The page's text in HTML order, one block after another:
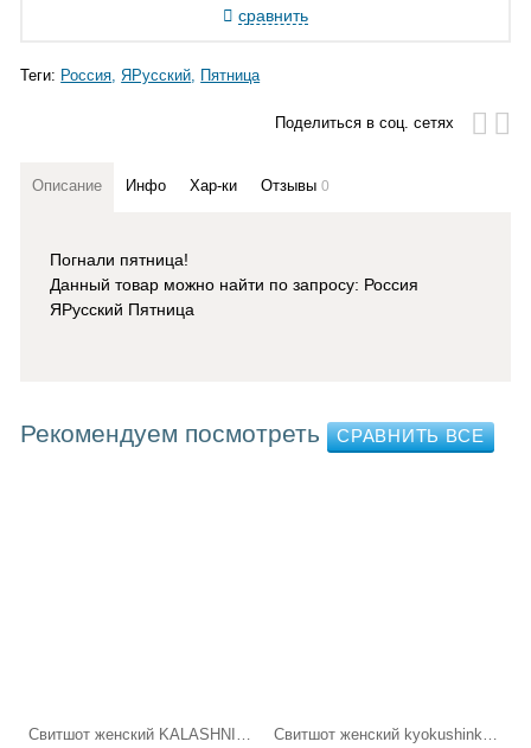
сравнить
Теги: Россия ЯРусский Пятница
Поделиться в соц. сетях
Описание Инфо Хар-ки Отзывы0
Погнали пятница!
Данный товар можно найти по запросу: Россия
ЯРусский Пятница
Рекомендуем посмотреть